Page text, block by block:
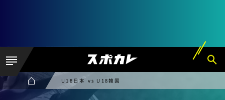
U18日本 vs U18韓国